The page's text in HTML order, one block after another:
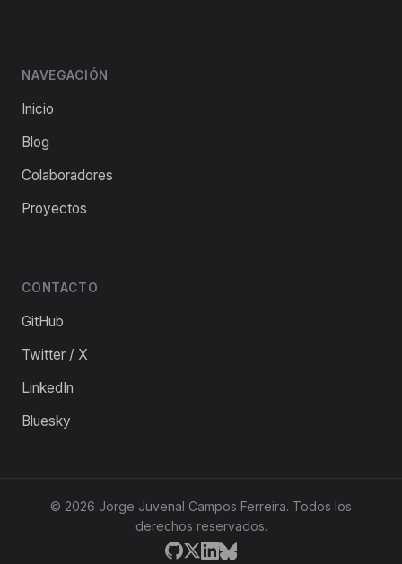
NAVEGACIÓN
Inicio
Blog
Colaboradores
Proyectos
CONTACTO
GitHub
Twitter / X
LinkedIn
Bluesky
© 2026 Jorge Juvenal Campos Ferreira. Todos los
derechos reservados.